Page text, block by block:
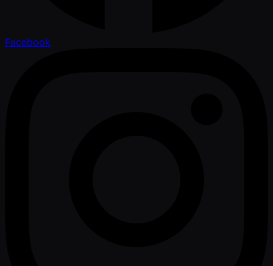
Facebook